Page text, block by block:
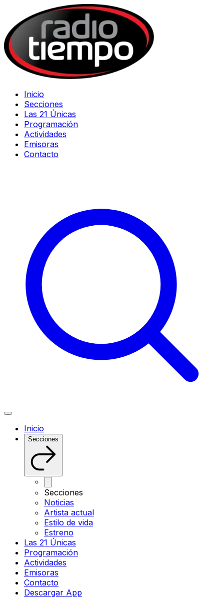
Inicio
Secciones
Las 21 Únicas
Programación
Actividades
Emisoras
Contacto
Inicio
Secciones
Secciones
Noticias
Artista actual
Estilo de vida
Estreno
Las 21 Únicas
Programación
Actividades
Emisoras
Contacto
Descargar App